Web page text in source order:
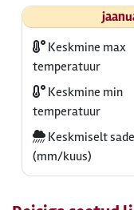
Keskmine max
temperatuur
Keskmine min
temperatuur
Keskmiselt
(mm/kuus)